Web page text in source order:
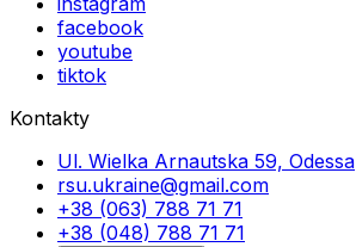
facebook
youtube
tiktok
Kontakty
Ul. Wielka Arnautska 59, Odessa
rsu.ukraine@gmail.com
+38 (063) 788 71 71
+38 (048) 788 71 71